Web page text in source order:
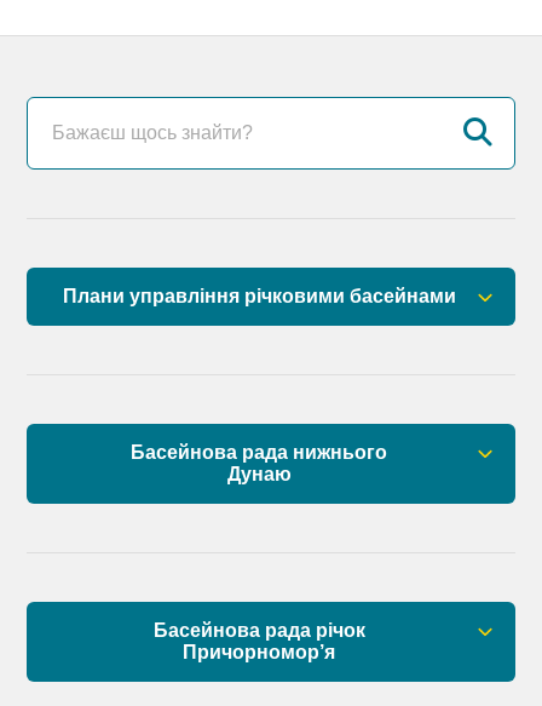
Плани управління річковими басейнами
Басейнова рада нижнього
Дунаю
Склад Басейнової ради нижнього Дунаю
Басейнова рада річок
Причорномор’я